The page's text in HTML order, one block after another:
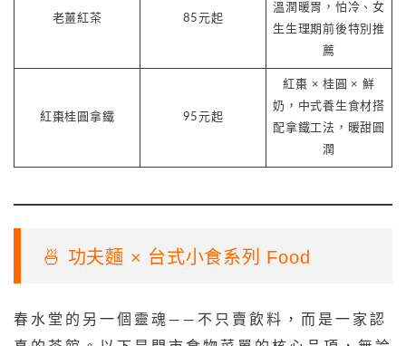
老薑紅茶 85元起
溫潤暖胃，怕冷、女
生生理期前後特別推
薦
紅棗桂圓拿鐵 95元起
紅棗 × 桂圓 × 鮮
奶，中式養生食材搭
配拿鐵工法，暖甜圓
潤
🍜 功夫麵 × 台式小食系列 Food
春水堂的另一個靈魂——不只賣飲料，而是一家認